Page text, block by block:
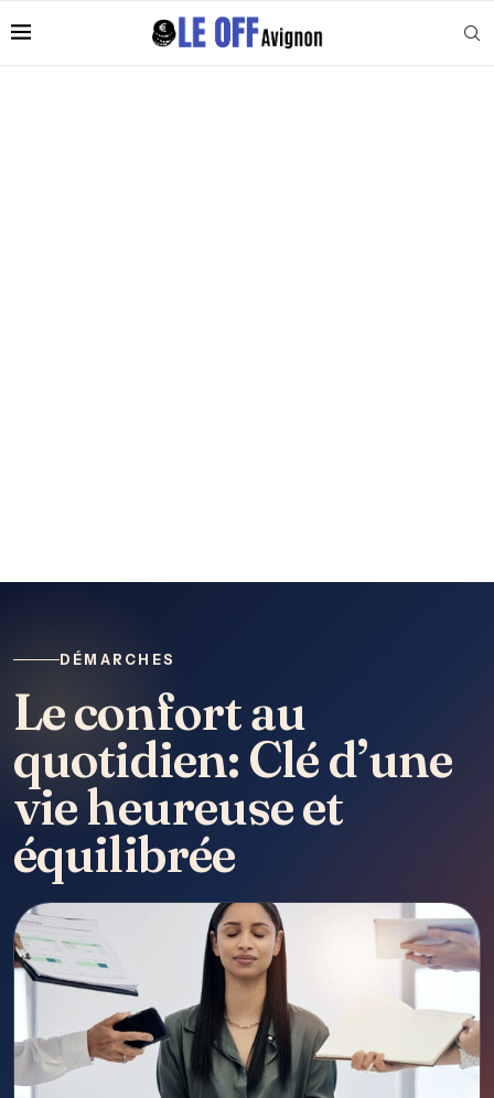
DÉMARCHES
Le confort au
quotidien: Clé d’une
vie heureuse et
équilibrée